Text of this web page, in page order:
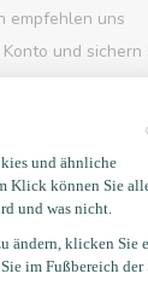
empfehlen uns
und
Hause ab